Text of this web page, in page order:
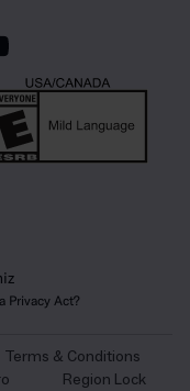
Privacy Act?
Terms & Conditions
Region Lock